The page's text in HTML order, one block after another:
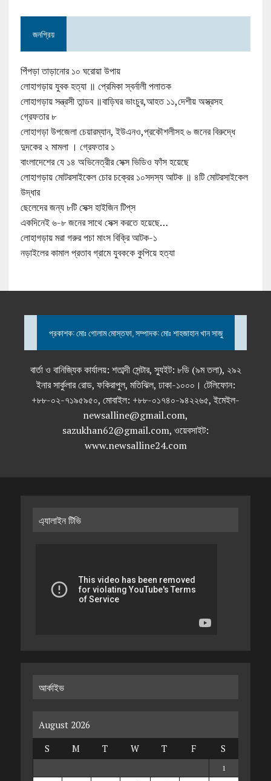
জনপ্রিয়
পিঁপড়া তাড়ানোর ১০ ঘরোয়া উপায়
লোহাগড়ায় যুবক হত্যা ॥ প্রেমিকা স্বর্নালী পলাতক
লোহাগড়ায় সন্ত্রসী তান্ডব ॥বাড়িঘর ভাংচুর,আহত ১১,দেশীয় অস্ত্রসহ
গ্রেফতার ৮
লোহাগড়া উপজেলা চেয়ারম্যান, ইউএনও,প্রকৌশলীসহ ৬ জনের বিরুদ্ধে
দুদকের ২ মামলা । গ্রেফতার ১
বাংলাদেশের যে ১৪ অভিনেত্রীর সেক্স ভিডিও ফাঁস হয়েছে
লোহাগড়ায় মোটরসাইকেল চোর চক্রের ১০সদস্য আটক ॥ ৪টি মোটরসাইকেল
উদ্ধার
ছেলেদের জন্য ৮টি সেক্স হাইজিন টিপ্‌স
একদিনেই ৬-৮ জনের সাথে সেক্স করতে হয়েছে…
লোহাগড়ায় মরা গরুর পচা মাংস বিক্রি আটক-১
নড়াইলের কামাল প্রতাব গ্রামে যুবককে কুপিয়ে হত্যা
প্রকাশক: মোঃ গোলাম মোস্তফা, সম্পাদক: মোঃ শাহজাহান খান সাজু
বার্তা ও বানিজ্যিক কার্যালয়: শতাব্দী সেন্টার, স্যুইট: ৮ডি (৯ম তলা), ২৯২
ইনার সার্কুলার রোড, ফকিরাপুল, মতিঝিল, ঢাকা-১০০০। টেলিফোন:
+৮৮-০২-৭১৯৫৯৫০, মোবাইল: +৮৮-০১৭৪০-৯৪২২৬৫, ইমেইল-
newsalline@gmail.com,
sazukhan62@gmail.com, ওয়েবসাইট:
www.newsalline24.com
এ্যালাইন টিভি
আর্কাইভ
August 2026
S
M T W T F S
1